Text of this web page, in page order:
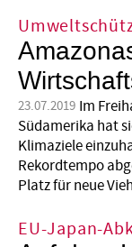
23.07.2019 Im
Südamerika hat
Klimaziele
Rekordtempo
Platz für neue
EU-Japan-